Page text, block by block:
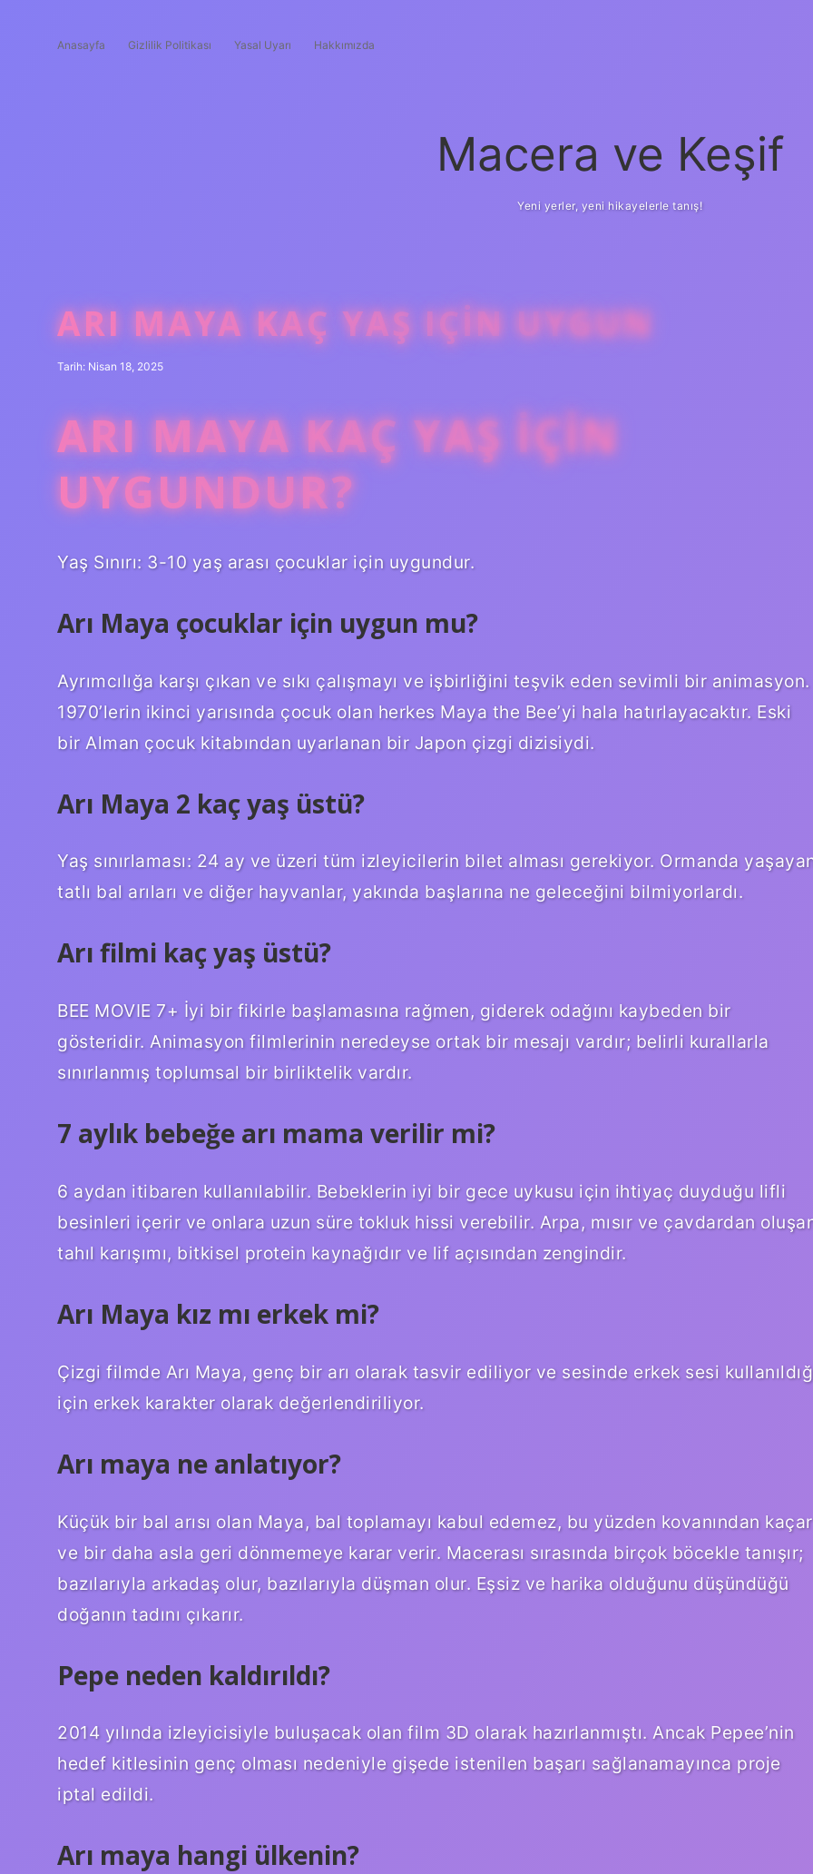
Anasayfa Gizlilik Politikası Yasal Uyarı Hakkımızda
Macera ve Keşif
Yeni yerler, yeni hikayelerle tanış!
ARI MAYA KAÇ YAŞ IÇIN UYGUN
Tarih: Nisan 18, 2025
ARI MAYA KAÇ YAŞ IÇIN
UYGUNDUR?
Yaş Sınırı: 3-10 yaş arası çocuklar için uygundur.
Arı Maya çocuklar için uygun mu?
Ayrımcılığa karşı çıkan ve sıkı çalışmayı ve işbirliğini teşvik eden sevimli bir animasyon.
1970’lerin ikinci yarısında çocuk olan herkes Maya the Bee’yi hala hatırlayacaktır. Eski
bir Alman çocuk kitabından uyarlanan bir Japon çizgi dizisiydi.
Arı Maya 2 kaç yaş üstü?
Yaş sınırlaması: 24 ay ve üzeri tüm izleyicilerin bilet alması gerekiyor. Ormanda
tatlı bal arıları ve diğer hayvanlar, yakında başlarına ne geleceğini bilmiyorlardı.
Arı filmi kaç yaş üstü?
BEE MOVIE 7+ İyi bir fikirle başlamasına rağmen, giderek odağını kaybeden bir
gösteridir. Animasyon filmlerinin neredeyse ortak bir mesajı vardır; belirli kurallarla
sınırlanmış toplumsal bir birliktelik vardır.
7 aylık bebeğe arı mama verilir mi?
6 aydan itibaren kullanılabilir. Bebeklerin iyi bir gece uykusu için ihtiyaç duyduğu lifli
besinleri içerir ve onlara uzun süre tokluk hissi verebilir. Arpa, mısır ve çavdardan
tahıl karışımı, bitkisel protein kaynağıdır ve lif açısından zengindir.
Arı Maya kız mı erkek mi?
Çizgi filmde Arı Maya, genç bir arı olarak tasvir ediliyor ve sesinde erkek sesi
için erkek karakter olarak değerlendiriliyor.
Arı maya ne anlatıyor?
Küçük bir bal arısı olan Maya, bal toplamayı kabul edemez, bu yüzden kovanından kaçar
ve bir daha asla geri dönmemeye karar verir. Macerası sırasında birçok böcekle tanışır;
bazılarıyla arkadaş olur, bazılarıyla düşman olur. Eşsiz ve harika olduğunu düşündüğü
doğanın tadını çıkarır.
Pepe neden kaldırıldı?
2014 yılında izleyicisiyle buluşacak olan film 3D olarak hazırlanmıştı. Ancak Pepee’nin
hedef kitlesinin genç olması nedeniyle gişede istenilen başarı sağlanamayınca proje
iptal edildi.
Arı maya hangi ülkenin?